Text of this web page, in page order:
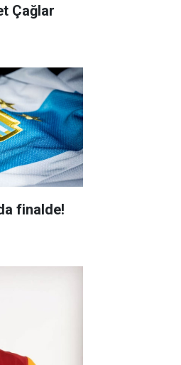
Çağlar
finalde!